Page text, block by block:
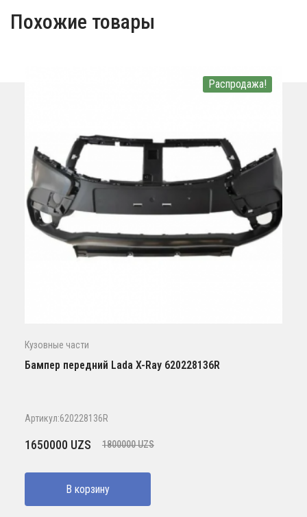
Похожие товары
Распродажа!
Кузовные части
Бампер передний Lada X-Ray 620228136R
Артикул:620228136R
1800000UZS
Первоначальная
составляла
1800000 UZS.
1650000 UZS
Текущая
1650000 UZS.
В корзину